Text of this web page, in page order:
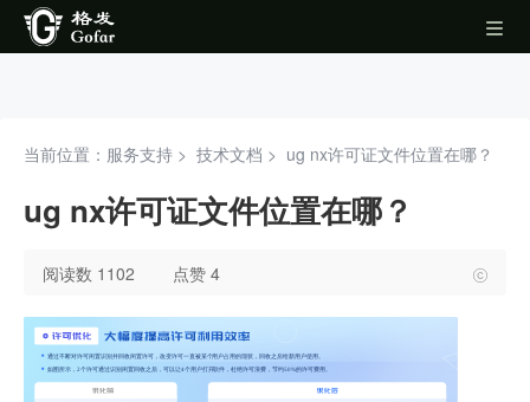
当前位置：服务支持 > 技术文档 > ug nx许可证文件位置在哪？
ug nx许可证文件位置在哪？
阅读数 1102 点赞 4